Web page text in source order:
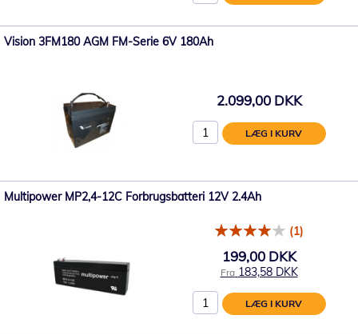
Vision 3FM180 AGM FM-Serie 6V 180Ah
2.099,00 DKK
LÆG I KURV
Multipower MP2,4-12C Forbrugsbatteri 12V 2.4Ah
(1)
199,00 DKK
Fra 183,58 DKK
LÆG I KURV